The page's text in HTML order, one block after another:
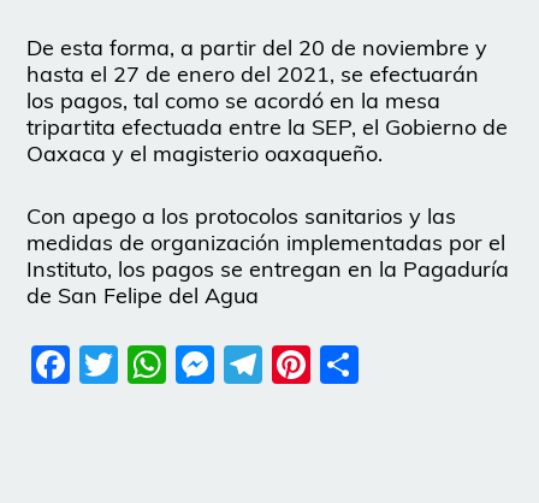
De esta forma, a partir del 20 de noviembre y
hasta el 27 de enero del 2021, se efectuarán
los pagos, tal como se acordó en la mesa
tripartita efectuada entre la SEP, el Gobierno de
Oaxaca y el magisterio oaxaqueño.
Con apego a los protocolos sanitarios y las
medidas de organización implementadas por el
Instituto, los pagos se entregan en la Pagaduría
de San Felipe del Agua
Facebook
Twitter
WhatsApp
Messenger
Telegram
Pinterest